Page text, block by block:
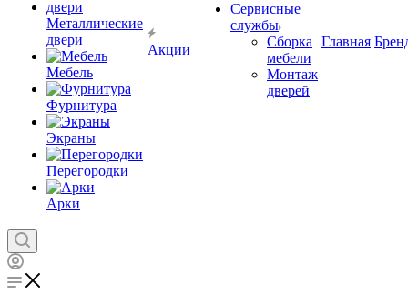
Металлические
двери
Мебель
Фурнитура
Экраны
Перегородки
Арки
Акции
Сервисные
службы
Сборка
мебели
Монтаж
дверей
Главная